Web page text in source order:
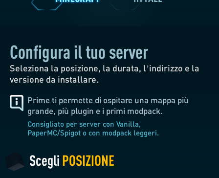
MINECRAFT HYTALE
Configura il tuo server
Seleziona la posizione, la durata, l’indirizzo e la
versione da installare.
Prime ti permette di ospitare una mappa più
grande, più plugin e i primi modpack.
Consigliato per server con Vanilla,
PaperMC/Spigot o con modpack leggeri.
Scegli POSIZIONE